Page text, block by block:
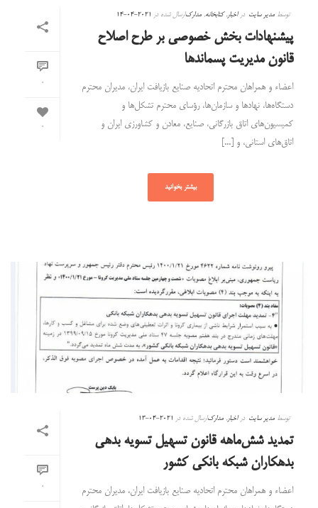
0
0
توسط مدیر سایت دراخبار,کتابخانه, مدارکارسال شده در 2021-04-14
پیشنهادات بخش خصوصی بر طرح اصلاح
قانون مدیریت پسماندها
اعضاء و همراهان محترم اتحادیه صنایع بازیافت ایران، مدیران محترم
دستگاه‌ها، نهادها و سازمان‌ها، رؤسای محترم تشکل‌ها و
کمیسیون‌های اتاق بازرگانی، صنایع، معادن و کشاورزی ایران و
اتاق‌های استانی، و [...]
بیشتر بخوانید
0
توسط مدیر سایت دراخبار, مدارکارسال شده در 2021-04-13
تمدید شش‌ماهه قانون تسهیل تسویه بدهی
بدهکاران شبکه بانکی کشور
اعضاء و همراهان محترم اتحادیه صنایع بازیافت ایران، مدیران محترم